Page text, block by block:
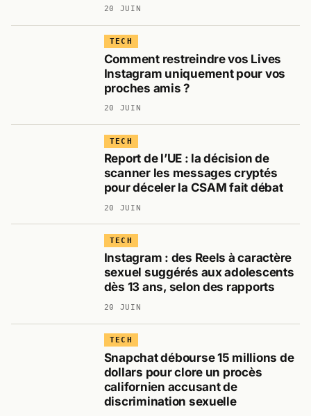
20 JUIN
TECH
Comment restreindre vos Lives
Instagram uniquement pour vos
proches amis ?
20 JUIN
TECH
Report de l’UE : la décision de
scanner les messages cryptés
pour déceler la CSAM fait débat
20 JUIN
TECH
Instagram : des Reels à caractère
sexuel suggérés aux adolescents
dès 13 ans, selon des rapports
20 JUIN
TECH
Snapchat débourse 15 millions de
dollars pour clore un procès
californien accusant de
discrimination sexuelle